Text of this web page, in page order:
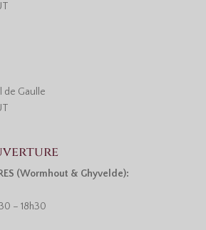
de Gaulle
(Wormhout & Ghyvelde):
– 18h30